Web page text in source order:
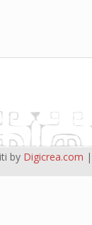
by Digicrea.com |